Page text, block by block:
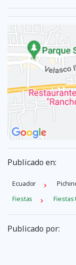
Publicado en:
Ecuador
Fiestas
Fiestas
Publicado por: